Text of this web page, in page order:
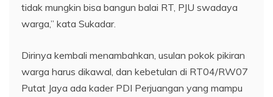
tidak mungkin bisa bangun balai RT, PJU swadaya
warga,” kata Sukadar.
Dirinya kembali menambahkan, usulan pokok pikiran
warga harus dikawal, dan kebetulan di RT04/RW07
Putat Jaya ada kader PDI Perjuangan yang mampu